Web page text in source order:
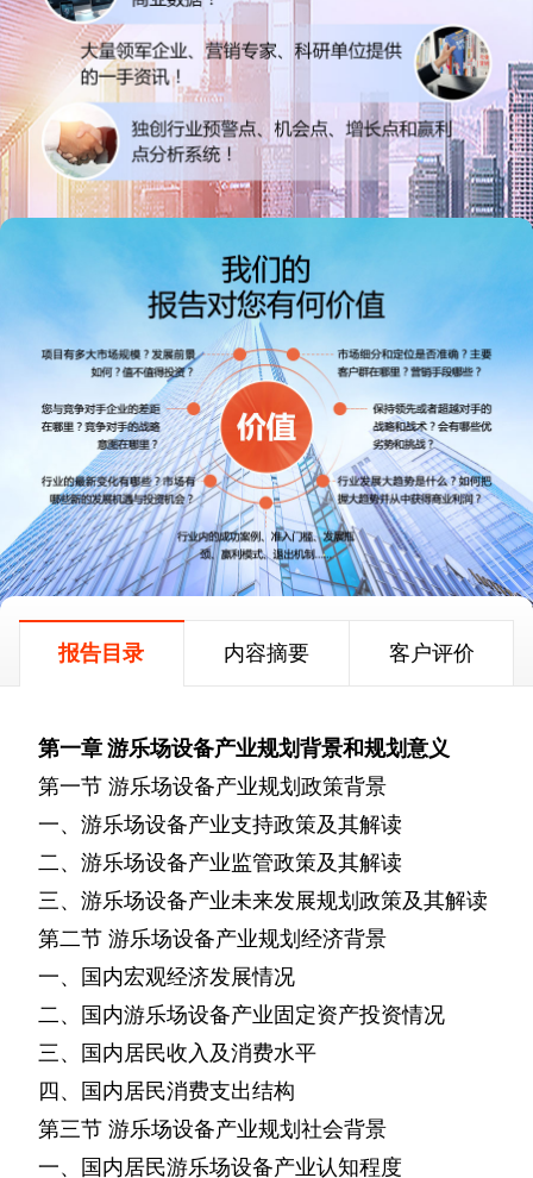
报告目录 内容摘要 客户评价
第一章游乐场设备产业规划背景和规划意义
第一节 游乐场设备产业规划政策背景
一、游乐场设备产业支持政策及其解读
二、游乐场设备产业监管政策及其解读
三、游乐场设备产业未来发展规划政策及其解读
第二节 游乐场设备产业规划经济背景
一、国内宏观经济发展情况
二、国内游乐场设备产业固定资产投资情况
三、国内居民收入及消费水平
四、国内居民消费支出结构
第三节 游乐场设备产业规划社会背景
一、国内居民游乐场设备产业认知程度